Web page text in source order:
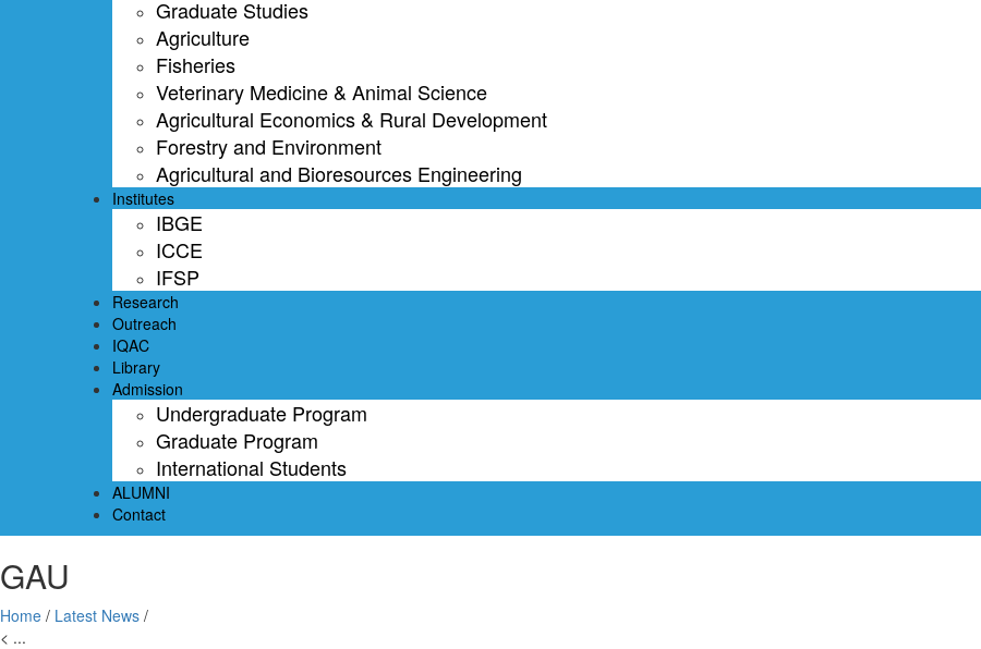
Graduate Studies
Agriculture
Fisheries
Veterinary Medicine & Animal Science
Agricultural Economics & Rural Development
Forestry and Environment
Agricultural and Bioresources Engineering
Institutes
IBGE
ICCE
IFSP
Research
Outreach
IQAC
Library
Admission
Undergraduate Program
Graduate Program
International Students
ALUMNI
Contact
GAU
Home / Latest News /
< ...